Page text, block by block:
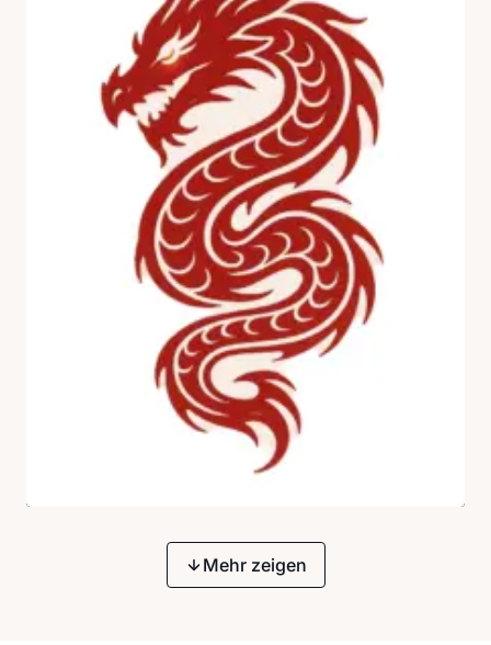
Mehr zeigen